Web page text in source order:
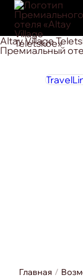
Altay Village
Премиальный
Главная